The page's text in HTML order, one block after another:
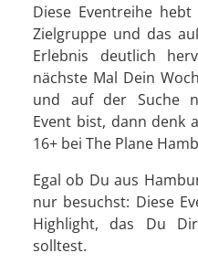
Diese Eventreihe
Zielgruppe und das
Erlebnis deutlich
nächste Mal Dein
und auf der Suche
Event bist, dann denk
16+ bei The Plane
Egal ob Du aus
nur besuchst: Diese
Highlight, das Du
solltest.